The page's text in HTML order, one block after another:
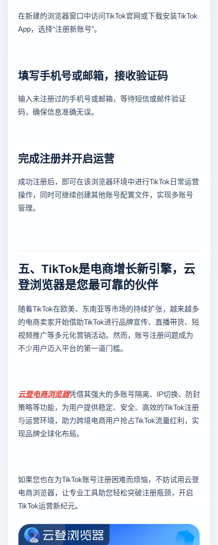
在新建的浏览器窗口中访问TikTok官网或下载安装TikTok
App，选择“注册新账号”。
填写手机号或邮箱，接收验证码
输入未注册过的手机号或邮箱，等待短信或邮件验证
码，确保信息准确无误。
完成注册并开启运营
成功注册后，即可在该浏览器环境中进行TikTok日常运营
操作，同时可继续创建其他账号配置文件，实现多账号
管理。
五、TikTok是电商增长新引擎，云
登浏览器是您最可靠的伙伴
随着TikTok在欧美、东南亚等市场的持续扩张，越来越多
的电商卖家开始借助TikTok进行品牌宣传、直播带货、短
视频推广等多元化营销活动。然而，账号注册问题成为
不少用户迈入平台的第一道门槛。
云登电商浏览器凭借其强大的多账号隔离、IP切换、防封
策略等功能，为用户提供稳定、安全、高效的TikTok注册
与运营环境，助力跨境电商用户抢占TikTok流量红利，实
现品牌全球化布局。
如果您也在为TikTok账号注册困难而烦恼，不妨试用云登
电商浏览器，让专业工具助您轻松突破注册瓶颈，开启
TikTok运营新纪元。